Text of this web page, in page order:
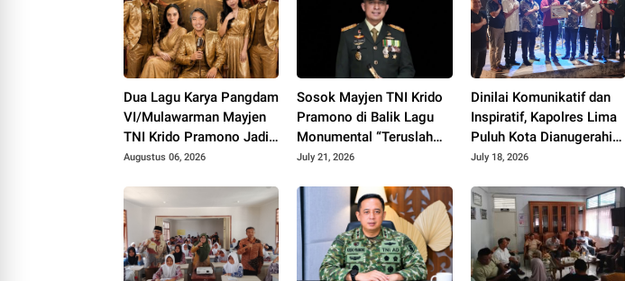
Dua Lagu Karya Pangdam
VI/Mulawarman Mayjen
TNI Krido Pramono Jadi
Ikon Singing Competition
Augustus 06, 2026
Sosok Mayjen TNI Krido
Pramono di Balik Lagu
Monumental “Teruslah
Melangkah”
July 21, 2026
Dinilai Komunikatif dan
Inspiratif, Kapolres Lima
Puluh Kota Dianugerahi
Penghargaan
July 18, 2026